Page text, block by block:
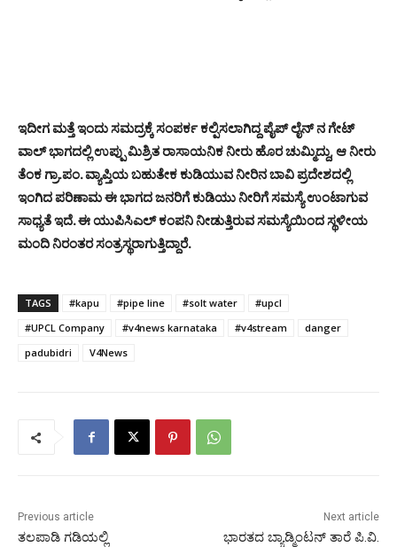
ಇದೀಗ ಮತ್ತೆ ಇಂದು ಸಮದ್ರಕ್ಕೆ ಸಂಪರ್ಕ ಕಲ್ಪಿಸಲಾಗಿದ್ದ ಪೈಪ್ ಲೈನ್ ನ ಗೇಟ್
ವಾಲ್ ಭಾಗದಲ್ಲಿ ಉಪ್ಪು ಮಿಶ್ರಿತ ರಾಸಾಯನಿಕ ನೀರು ಹೊರ ಚುಮ್ಮಿದ್ದು, ಆ ನೀರು
ತೆಂಕ ಗ್ರಾ.ಪಂ. ವ್ಯಾಪ್ತಿಯ ಬಹುತೇಕ ಕುಡಿಯುವ ನೀರಿನ ಬಾವಿ ಪ್ರದೇಶದಲ್ಲಿ
ಇಂಗಿದ ಪರಿಣಾಮ ಈ ಭಾಗದ ಜನರಿಗೆ ಕುಡಿಯು ನೀರಿಗೆ ಸಮಸ್ಯೆ ಉಂಟಾಗುವ
ಸಾಧ್ಯತೆ ಇದೆ. ಈ ಯುಪಿಸಿಎಲ್ ಕಂಪನಿ ನೀಡುತ್ತಿರುವ ಸಮಸ್ಯೆಯಿಂದ ಸ್ಥಳೀಯ
ಮಂದಿ ನಿರಂತರ ಸಂತ್ರಸ್ಥರಾಗುತ್ತಿದ್ದಾರೆ.
TAGS #kapu #pipe line #solt water
#upcl
#UPCL Company
#v4news karnataka #v4stream
danger
padubidri
V4News
Previous article
ತಲಪಾಡಿ ಗಡಿಯಲ್ಲಿ
Next article
ಭಾರತದ ಬ್ಯಾಡ್ಮಿಂಟನ್ ತಾರೆ ಪಿ.ವಿ.